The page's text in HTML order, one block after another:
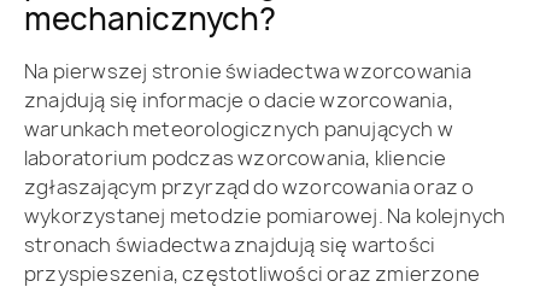
mechanicznych?
Na pierwszej stronie świadectwa wzorcowania
znajdują się informacje o dacie wzorcowania,
warunkach meteorologicznych panujących w
laboratorium podczas wzorcowania, kliencie
zgłaszającym przyrząd do wzorcowania oraz o
wykorzystanej metodzie pomiarowej. Na kolejnych
stronach świadectwa znajdują się wartości
przyspieszenia, częstotliwości oraz zmierzone